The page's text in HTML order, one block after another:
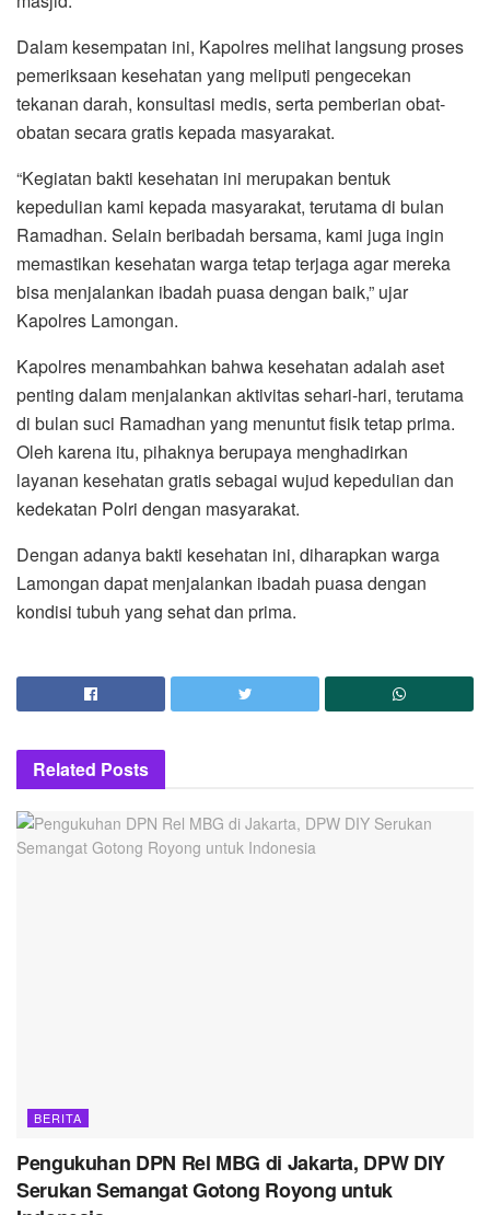
Dalam kesempatan ini, Kapolres melihat langsung proses
pemeriksaan kesehatan yang meliputi pengecekan
tekanan darah, konsultasi medis, serta pemberian obat-
obatan secara gratis kepada masyarakat.
“Kegiatan bakti kesehatan ini merupakan bentuk
kepedulian kami kepada masyarakat, terutama di bulan
Ramadhan. Selain beribadah bersama, kami juga ingin
memastikan kesehatan warga tetap terjaga agar mereka
bisa menjalankan ibadah puasa dengan baik,” ujar
Kapolres Lamongan.
Kapolres menambahkan bahwa kesehatan adalah aset
penting dalam menjalankan aktivitas sehari-hari, terutama
di bulan suci Ramadhan yang menuntut fisik tetap prima.
Oleh karena itu, pihaknya berupaya menghadirkan
layanan kesehatan gratis sebagai wujud kepedulian dan
kedekatan Polri dengan masyarakat.
Dengan adanya bakti kesehatan ini, diharapkan warga
Lamongan dapat menjalankan ibadah puasa dengan
kondisi tubuh yang sehat dan prima.
Related Posts
BERITA
Pengukuhan DPN Rel MBG di Jakarta, DPW DIY
Serukan Semangat Gotong Royong untuk